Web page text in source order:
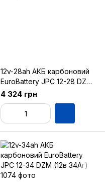
12v-28ah АКБ карбоновий
EuroBattery JPC 12-28 DZM
(12в 28Аг)
4 324 грн